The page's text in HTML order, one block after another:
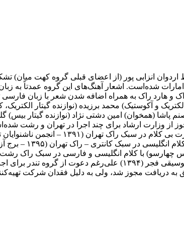
تُندَر، یک گروه موسیقی راک ایرانی است که در سال ۱۳۷۷ توسط اردوان انزابی
قبرس و امارات شده‌است. اشعار آهنگ‌های این گروه
و هارد راک به همراه اضافه شدن شعر با زبان فارسی
و آکوستیک) محمد برزیده (نوازنده گیتار
پاشا (همخوان) امین دشتی نژاد (نوازنده گیتار
از وزارت ارشاد برای چند اجرا در تهران و رشت